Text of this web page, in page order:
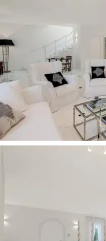
이 럭셔리 빌라는
된 600㎡ 규모의 정
아내는 돌 분수
옆에는 휴식의
이 있는 로지아와
습니다.
Tonfano에서 판매
유명한 Forte dei
럽고 독점적인 해